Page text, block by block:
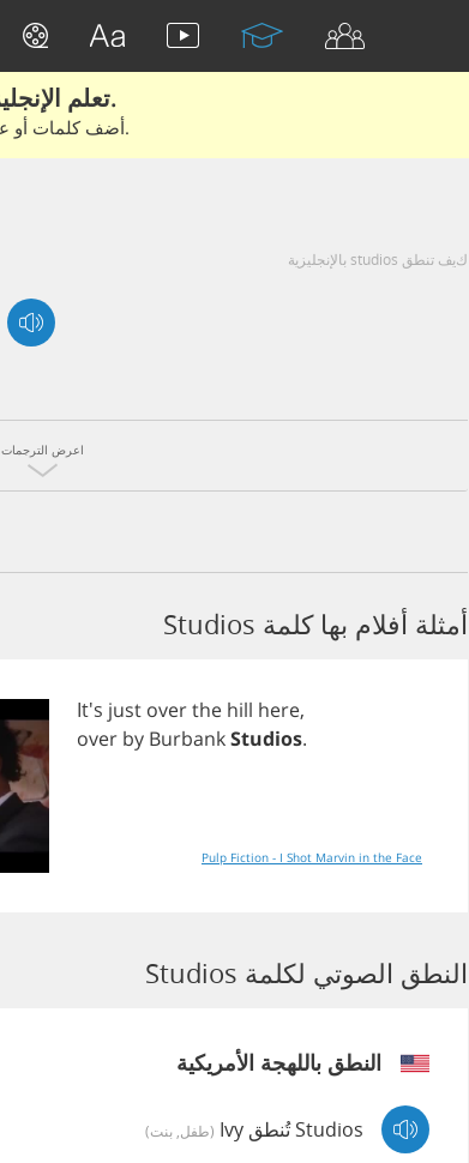
تعلم الإنجليزية الحقيقية من الأفلام والكتب.
أضف كلمات أو عبارات للتعلم والتدريب مع متعلمين آخرين.
كيف تنطق studios بالإنجليزية
اعرض الترجمات
أمثلة أفلام بها كلمة Studios
It's just overthe hill here,
over by BurbankStudios.
Pulp Fiction - I Shot Marvin in the Face
النطق الصوتي لكلمة Studios
النطق باللهجة الأمريكية
Studios تُنطق Ivy (طفل, بنت)